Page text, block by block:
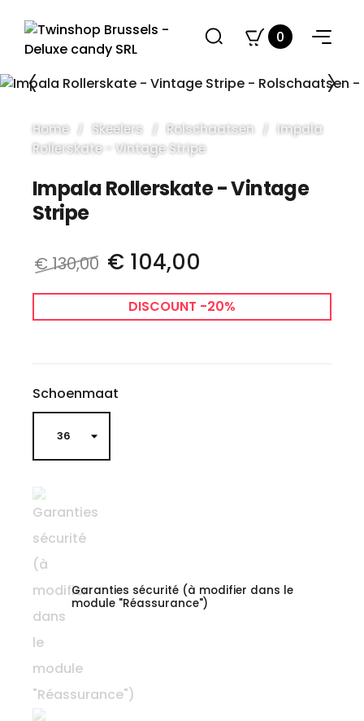
0
Home Skeelers Rolschaatsen
Impala
Rollerskate - Vintage Stripe
Impala Rollerskate - Vintage
Stripe
€ 130,00 € 104,00
DISCOUNT -20%
Schoenmaat
Garanties sécurité (à modifier dans le
module "Réassurance")